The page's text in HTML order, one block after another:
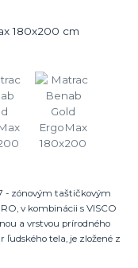
- zónovým taštičkovým
v kombinácii s VISCO
a vrstvou prírodného
ľudského tela, je zložené z